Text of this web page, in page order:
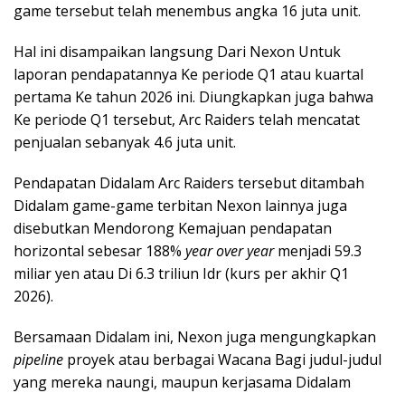
game tersebut telah menembus angka 16 juta unit.
Hal ini disampaikan langsung Dari Nexon Untuk
laporan pendapatannya Ke periode Q1 atau kuartal
pertama Ke tahun 2026 ini. Diungkapkan juga bahwa
Ke periode Q1 tersebut, Arc Raiders telah mencatat
penjualan sebanyak 4.6 juta unit.
Pendapatan Didalam Arc Raiders tersebut ditambah
Didalam game-game terbitan Nexon lainnya juga
disebutkan Mendorong Kemajuan pendapatan
horizontal sebesar 188% year over yearmenjadi 59.3
miliar yen atau Di 6.3 triliun Idr (kurs per akhir Q1
2026).
Bersamaan Didalam ini, Nexon juga mengungkapkan
pipeline proyek atau berbagai Wacana Bagi judul-judul
yang mereka naungi, maupun kerjasama Didalam